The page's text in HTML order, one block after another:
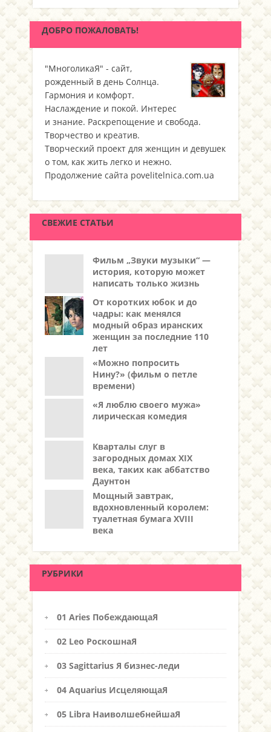
ДОБРО ПОЖАЛОВАТЬ!
"МноголикаЯ" - сайт,
рожденный в день Солнца.
Гармония и комфорт.
Наслаждение и покой. Интерес
и знание. Раскрепощение и свобода.
Творчество и креатив.
Творческий проект для женщин и девушек
о том, как жить легко и нежно.
Продолжение сайта povelitelnica.com.ua
СВЕЖИЕ СТАТЬИ
Фильм „Звуки музыки“ —
история, которую может
написать только жизнь
От коротких юбок и до
чадры: как менялся
модный образ иранских
женщин за последние 110
лет
«Можно попросить
Нину?» (фильм о петле
времени)
«Я люблю своего мужа»
лирическая комедия
Кварталы слуг в
загородных домах XIX
века, таких как аббатство
Даунтон
Мощный завтрак,
вдохновленный королем:
туалетная бумага XVIII
века
РУБРИКИ
01 Aries ПобеждающаЯ
02 Leo РоскошнаЯ
03 Sagittarius Я бизнес-леди
04 Aquarius ИсцеляющаЯ
05 Libra НаиволшебнейшаЯ